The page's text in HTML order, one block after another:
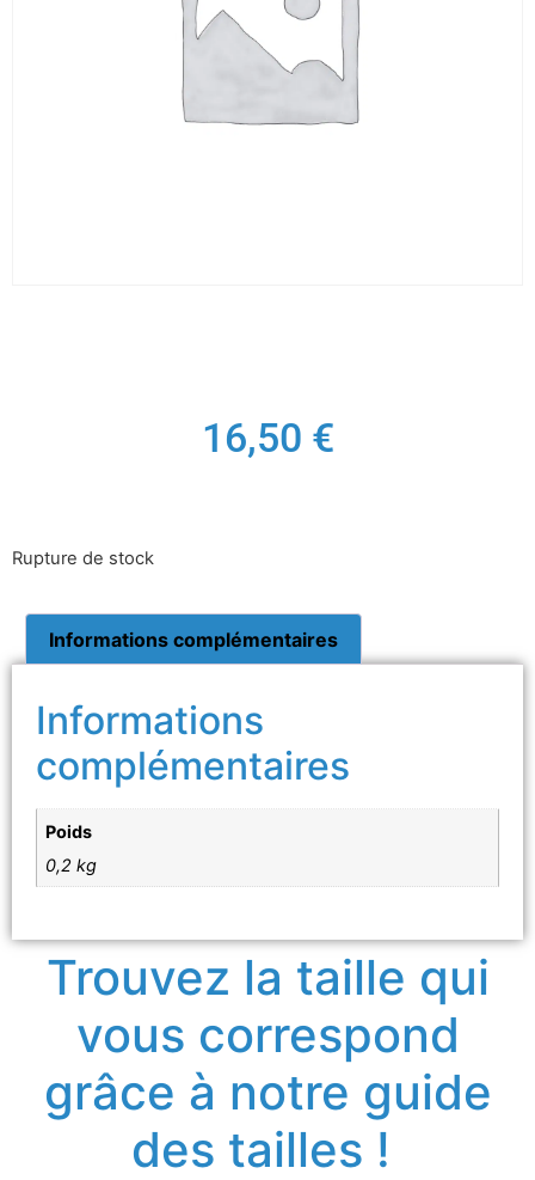
16,50 €
Rupture de stock
Informations complémentaires
Informations
complémentaires
Poids
0,2 kg
Trouvez la taille qui
vous correspond
grâce à notre guide
des tailles !